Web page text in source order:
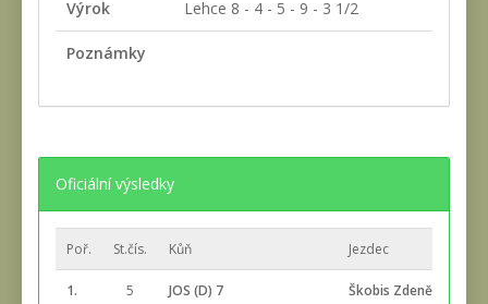
Výrok Lehce 8 - 4 - 5 - 9 - 3 1/2
Poznámky
Oficiální výsledky
Poř. St.čís. Kůň Jezdec
1. 5 JOS (D) 7 Škobis Zdeněk